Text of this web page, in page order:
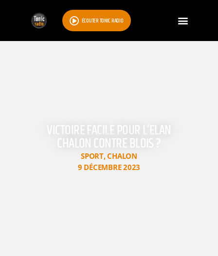
ÉCOUTER TONIC RADIO
VICTOIRE FACILE POUR L’ELAN
CHALON CONTRE BLOIS ?
SPORT,CHALON
9 DÉCEMBRE 2023